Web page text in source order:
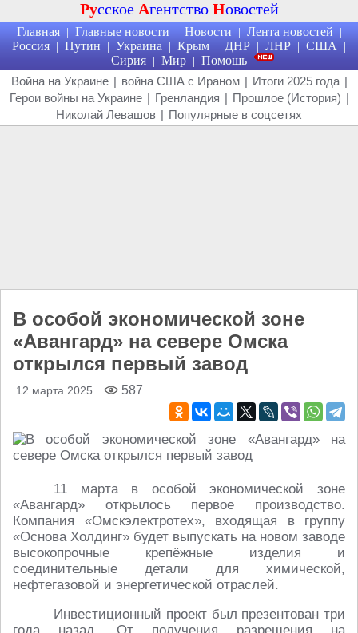
Русское Агентство Новостей
Главная | Главные новости | Новости | Лента новостей |
Россия | Путин | Украина | Крым | ДНР | ЛНР | США |
Сирия | Мир | Помощь
Война на Украине | война США с Ираном | Итоги 2025 года |
Герои войны на Украине | Гренландия | Прошлое (История) |
Николай Левашов | Популярные в соцсетях
В особой экономической зоне
«Авангард» на севере Омска
открылся первый завод
12 марта 2025 587
11 марта в особой экономической зоне
«Авангард» открылось первое производство.
Компания «Омскэлектротех», входящая в группу
«Основа Холдинг» будет выпускать на новом заводе
высокопрочные крепёжные изделия и
соединительные детали для химической,
нефтегазовой и энергетической отраслей.
Инвестиционный проект был презентован три